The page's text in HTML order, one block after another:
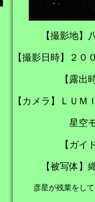
【撮影地】
【撮影日時】２０
【露出
【カメラ】ＬＵ
星空
【ガイ
【被写体】
彦星が残業をし